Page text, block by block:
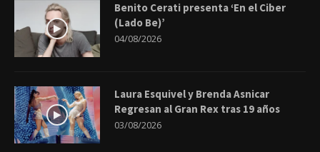
Benito Cerati presenta ‘En el Ciber
(Lado Be)’
04/08/2026
Laura Esquivel y Brenda Asnicar
Regresan al Gran Rex tras 19 años
03/08/2026